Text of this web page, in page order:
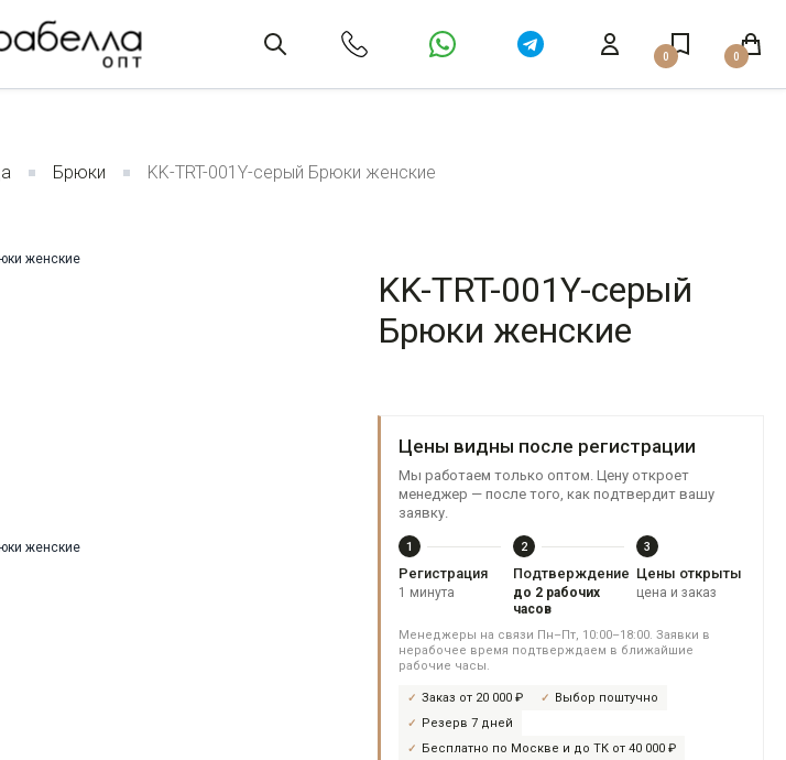
0 0
Брюки KK-TRT-001Y-серый Брюки женские
KK-TRT-001Y-серый
Брюки женские
Цены видны после регистрации
Мы работаем только оптом. Цену откроет
менеджер — после того, как подтвердит вашу
заявку.
1
Регистрация
1 минута
2
Подтверждение
до 2 рабочих
часов
3
Цены открыты
цена и заказ
Менеджеры на связи Пн–Пт, 10:00–18:00. Заявки в
нерабочее время подтверждаем в ближайшие
рабочие часы.
Заказ от 20 000 ₽
Выбор поштучно
Резерв 7 дней
Бесплатно по Москве и до ТК от 40 000 ₽